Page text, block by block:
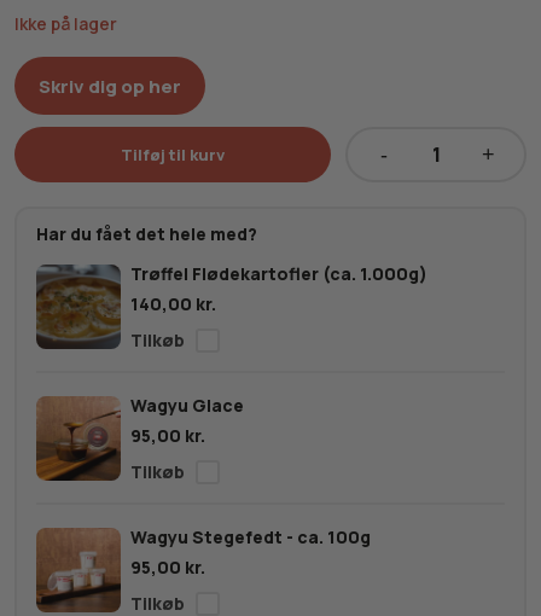
Ikke på lager
Skriv dig op her
Har du fået det hele med?
Trøffel Flødekartofler (ca. 1.000g)
140,00 kr.
Wagyu Glace
95,00 kr.
Wagyu Stegefedt - ca. 100g
95,00 kr.
6-
Tilføj til kurv